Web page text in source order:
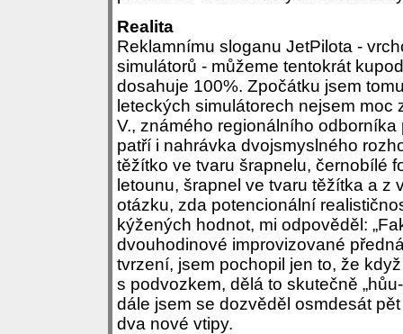
Realita
Reklamnímu sloganu JetPilota -
simulátorů - můžeme tentokrát
dosahuje 100%. Zpočátku jsem
leteckých simulátorech nejsem moc
V., známého regionálního
patří i nahrávka dvojsmyslného
těžítko ve tvaru šrapnelu, černobílé
letounu, šrapnel ve tvaru těžítka a z
otázku, zda potencionální
kýžených hodnot, mi odpověděl:
dvouhodinové improvizované
tvrzení, jsem pochopil jen to, že
s podvozkem, dělá to skutečně
dále jsem se dozvěděl osmdesát
dva nové vtipy.